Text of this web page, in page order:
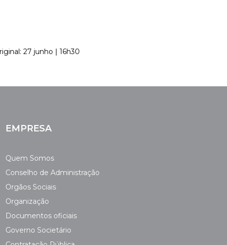
27 junho | 16h30
EMPRESA
Quem Somos
Conselho de Administração
Orgãos Sociais
Organização
Documentos oficiais
Governo Societário